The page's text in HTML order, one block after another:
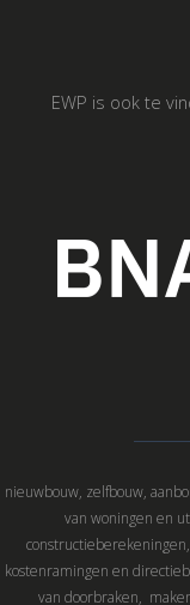
EWP is ook te
nieuwbouw, zelfbouw,
van woningen en
kostenramingen en
van doorbraken,